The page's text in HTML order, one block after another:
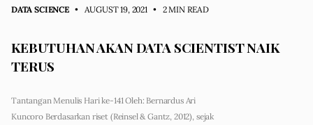
DATA SCIENCE • AUGUST 19, 2021 • 2 MIN READ
KEBUTUHAN AKAN DATA SCIENTIST NAIK
TERUS
Tantangan Menulis Hari ke-141 Oleh: Bernardus Ari
Kuncoro Berdasarkan riset (Reinsel & Gantz, 2012), sejak